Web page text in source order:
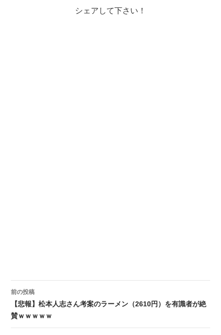
シェアして下さい！
投稿ナビゲーション
前の投稿
【悲報】松本人志さん考案のラーメン（2610円）を有識者が絶
賛ｗｗｗｗｗ